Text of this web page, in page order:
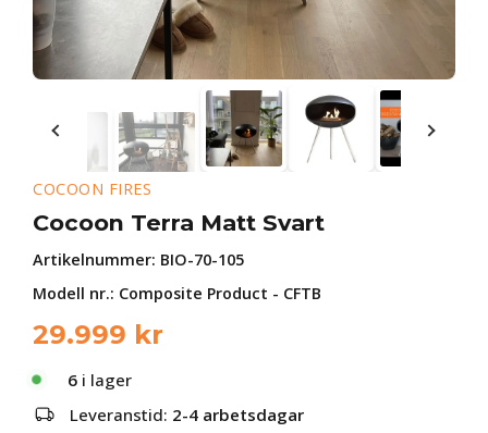
COCOON FIRES
Cocoon Terra Matt Svart
Artikelnummer: BIO-70-105
Modell nr.: Composite Product - CFTB
29.999 kr
6 i lager
Leveranstid: 2-4 arbetsdagar